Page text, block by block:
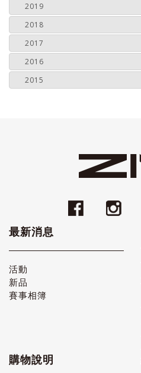
2019
2018
2017
2016
2015
最新消息
活動
新品
賽事相簿
購物說明